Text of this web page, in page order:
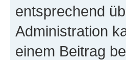
entsprechend
Administration
einem Beitrag